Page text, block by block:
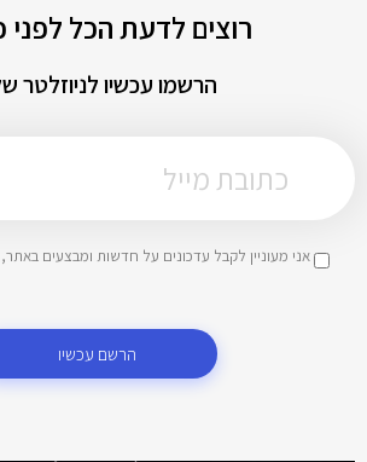
רוצים לדעת הכל לפני
הרשמו עכשיו לניוזלטר
אני מעוניין לקבל עדכונים על חדשות ומבצעים
הרשם עכשיו